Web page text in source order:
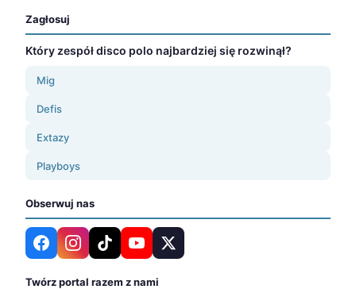
Zagłosuj
Który zespół disco polo najbardziej się rozwinął?
Mig
Defis
Extazy
Playboys
Obserwuj nas
Twórz portal razem z nami